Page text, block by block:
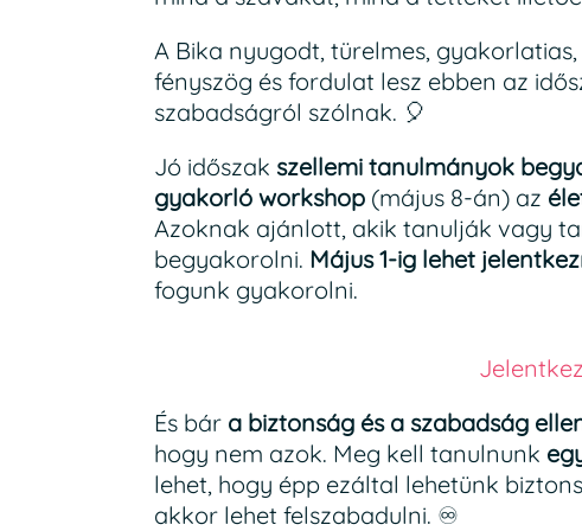
A Bika nyugodt, türelmes,
fényszög és fordulat lesz ebben az
szabadságról szólnak. 🎈
Jó időszak szellemi tanulmányok
gyakorló workshop (május 8-án) az
Azoknak ajánlott, akik tanulják vagy
begyakorolni. Május 1-ig lehet
fogunk gyakorolni.
És bár a biztonság és a szabadság
hogy nem azok. Meg kell tanulnunk
lehet, hogy épp ezáltal lehetünk
akkor lehet felszabadulni. ♾️